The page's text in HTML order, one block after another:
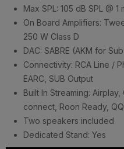
Max SPL: 105 dB SPL @ 1
On Board Amplifiers:
250 W Class D
DAC: SABRE (AKM for
Connectivity: RCA Line /
EARC, SUB Output
Built In Streaming:
connect, Roon Ready,
Two speakers included
Dedicated Stand: Yes